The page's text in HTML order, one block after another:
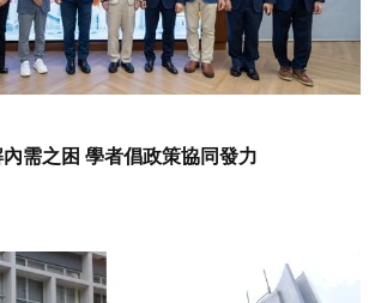
需之困 學者倡政策協同發力